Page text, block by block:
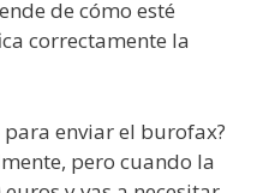
de cómo esté
correctamente la
enviar el burofax?
pero cuando la